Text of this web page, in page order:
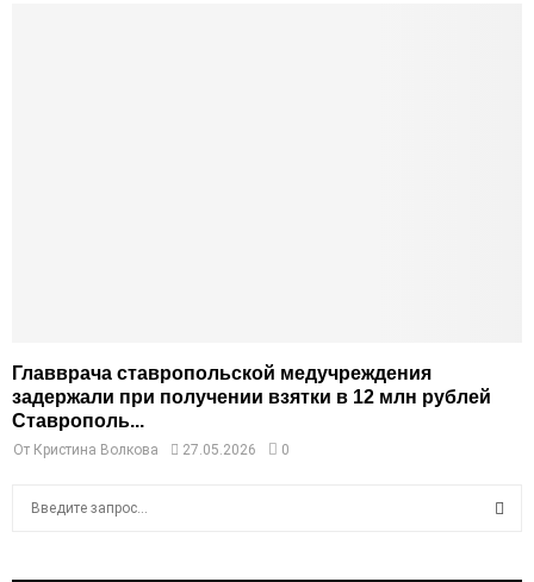
Главврача ставропольской медучреждения
задержали при получении взятки в 12 млн рублей
Ставрополь...
От Кристина Волкова 27.05.2026 0